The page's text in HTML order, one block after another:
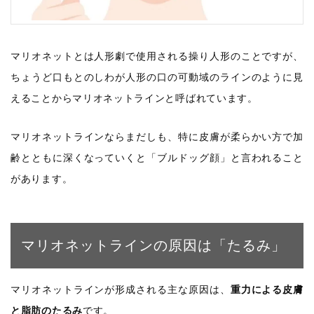
マリオネットとは人形劇で使用される操り人形のことですが、
ちょうど口もとのしわが人形の口の可動域のラインのように見
えることからマリオネットラインと呼ばれています。
マリオネットラインならまだしも、特に皮膚が柔らかい方で加
齢とともに深くなっていくと「ブルドッグ顔」と言われること
があります。
マリオネットラインの原因は「たるみ」
マリオネットラインが形成される主な原因は、 重力による皮膚
と脂肪のたるみです。